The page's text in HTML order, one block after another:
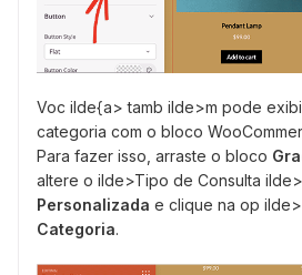
Voc ilde{a> tamb ilde>m pode
categoria com o bloco
Para fazer isso, arraste o bloco
altere o ilde>Tipo de Consulta
Personalizada e clique na op
Categoria.